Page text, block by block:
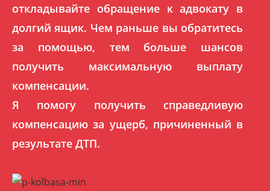
откладывайте обращение к адвокату в
долгий ящик. Чем раньше вы обратитесь
за помощью, тем больше шансов
получить максимальную выплату
компенсации.
Я помогу получить справедливую
компенсацию за ущерб, причиненный в
результате ДТП.